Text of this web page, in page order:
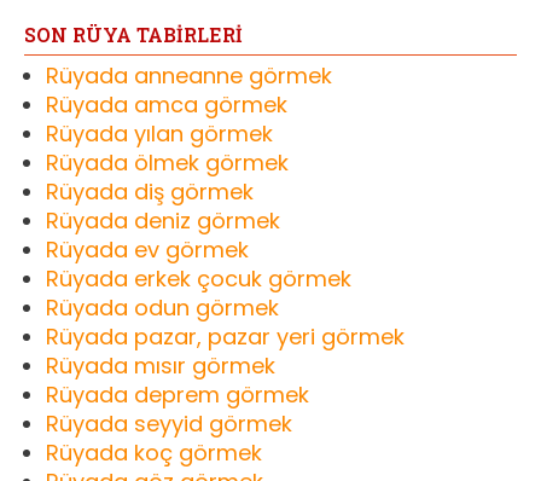
SON RÜYA TABİRLERİ
Rüyada anneanne görmek
Rüyada amca görmek
Rüyada yılan görmek
Rüyada ölmek görmek
Rüyada diş görmek
Rüyada deniz görmek
Rüyada ev görmek
Rüyada erkek çocuk görmek
Rüyada odun görmek
Rüyada pazar, pazar yeri görmek
Rüyada mısır görmek
Rüyada deprem görmek
Rüyada seyyid görmek
Rüyada koç görmek